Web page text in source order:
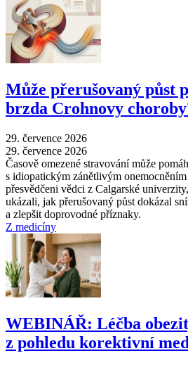
Může přerušovaný půst
brzda Crohnovy
29. července 2026
29. července 2026
Časově omezené stravování může
s idiopatickým zánětlivým
přesvědčeni vědci z Calgarské
ukázali, jak přerušovaný půst dokázal
a zlepšit doprovodné příznaky.
Z medicíny
WEBINÁŘ: Léčba
z pohledu korektivní